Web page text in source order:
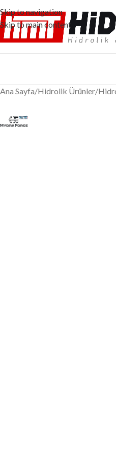
Skip to navigation
Skip to main content
Ana Sayfa/Hidrolik Ürünler/